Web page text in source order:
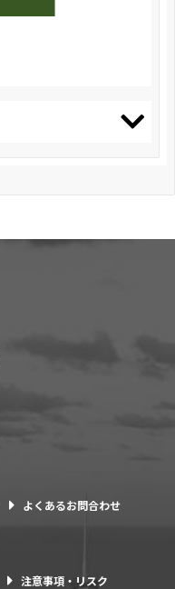
よくあるお問合わせ
注意事項・リスク